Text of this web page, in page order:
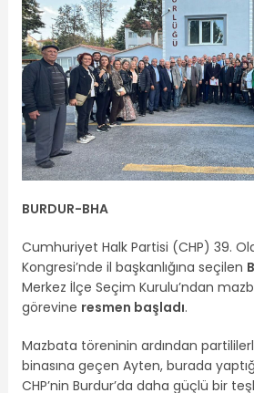
BURDUR-BHA
Cumhuriyet Halk Partisi (CHP) 39.
Kongresi’nde il başkanlığına seçilen
Merkez İlçe Seçim Kurulu’ndan
görevine resmen başladı.
Mazbata töreninin ardından
binasına geçen Ayten, burada
CHP’nin Burdur’da daha güçlü bir